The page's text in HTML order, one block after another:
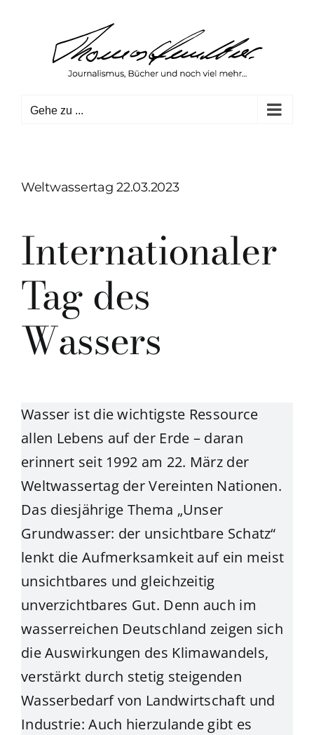
springen
Gehe zu ...
Weltwassertag 22.03.2023
Internationaler
Tag des
Wassers
Wasser ist die wichtigste Ressource
allen Lebens auf der Erde – daran
erinnert seit 1992 am 22. März der
Weltwassertag der Vereinten Nationen.
Das diesjährige Thema „Unser
Grundwasser: der unsichtbare Schatz“
lenkt die Aufmerksamkeit auf ein meist
unsichtbares und gleichzeitig
unverzichtbares Gut. Denn auch im
wasserreichen Deutschland zeigen sich
die Auswirkungen des Klimawandels,
verstärkt durch stetig steigenden
Wasserbedarf von Landwirtschaft und
Industrie: Auch hierzulande gibt es